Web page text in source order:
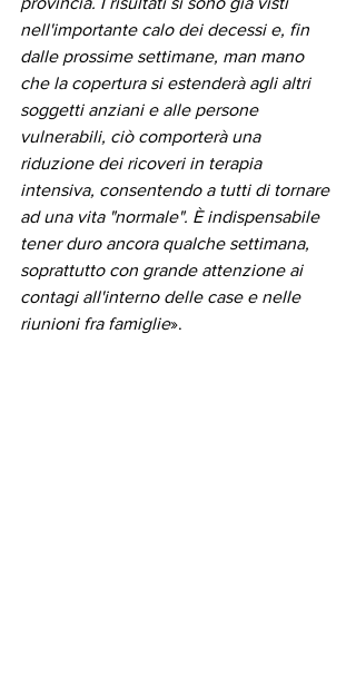
nell'importante calo dei decessi e, fin
dalle prossime settimane, man mano
che la copertura si estenderà agli altri
soggetti anziani e alle persone
vulnerabili, ciò comporterà una
riduzione dei ricoveri in terapia
intensiva, consentendo a tutti di tornare
ad una vita "normale". È indispensabile
tener duro ancora qualche settimana,
soprattutto con grande attenzione ai
contagi all'interno delle case e nelle
riunioni fra famiglie».